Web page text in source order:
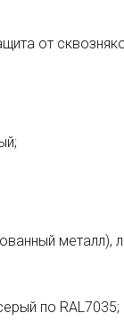
от
металл),
по RAL7035;